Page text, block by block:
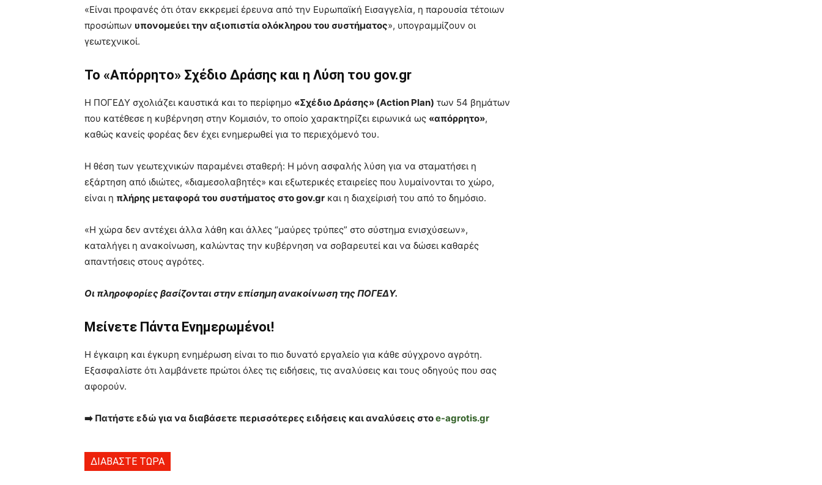
«Είναι προφανές ότι όταν εκκρεμεί έρευνα από την Ευρωπαϊκή Εισαγγελία, η παρουσία τέτοιων
προσώπων υπονομεύει την αξιοπιστία ολόκληρου του συστήματος», υπογραμμίζουν οι
γεωτεχνικοί.
Το «Απόρρητο» Σχέδιο Δράσης και η Λύση του gov.gr
Η ΠΟΓΕΔΥ σχολιάζει καυστικά και το περίφημο «Σχέδιο Δράσης» (Action Plan) των 54 βημάτων
που κατέθεσε η κυβέρνηση στην Κομισιόν, το οποίο χαρακτηρίζει ειρωνικά ως «απόρρητο»,
καθώς κανείς φορέας δεν έχει ενημερωθεί για το περιεχόμενό του.
Η θέση των γεωτεχνικών παραμένει σταθερή: Η μόνη ασφαλής λύση για να σταματήσει η
εξάρτηση από ιδιώτες, «διαμεσολαβητές» και εξωτερικές εταιρείες που λυμαίνονται το χώρο,
είναι η πλήρης μεταφορά του συστήματος στο gov.gr και η διαχείρισή του από το δημόσιο.
«Η χώρα δεν αντέχει άλλα λάθη και άλλες “μαύρες τρύπες” στο σύστημα ενισχύσεων»,
καταλήγει η ανακοίνωση, καλώντας την κυβέρνηση να σοβαρευτεί και να δώσει καθαρές
απαντήσεις στους αγρότες.
Οι πληροφορίες βασίζονται στην επίσημη ανακοίνωση της ΠΟΓΕΔΥ.
Μείνετε Πάντα Ενημερωμένοι!
Η έγκαιρη και έγκυρη ενημέρωση είναι το πιο δυνατό εργαλείο για κάθε σύγχρονο αγρότη.
Εξασφαλίστε ότι λαμβάνετε πρώτοι όλες τις ειδήσεις, τις αναλύσεις και τους οδηγούς που σας
αφορούν.
➡️ Πατήστε εδώ για να διαβάσετε περισσότερες ειδήσεις και αναλύσεις στοe-agrotis.gr
ΔΙΑΒΑΣΤΕ ΤΩΡΑ